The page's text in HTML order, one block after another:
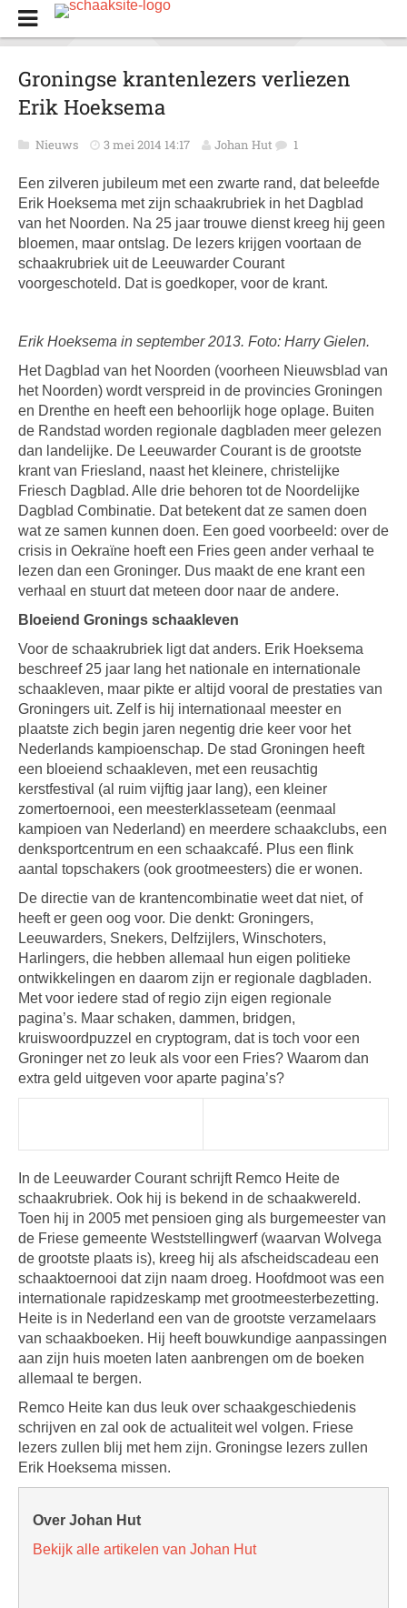
Groningse krantenlezers verliezen
Erik Hoeksema
Nieuws 3 mei 2014 14:17 Johan Hut 1
Een zilveren jubileum met een zwarte rand, dat beleefde
Erik Hoeksema met zijn schaakrubriek in het Dagblad
van het Noorden. Na 25 jaar trouwe dienst kreeg hij geen
bloemen, maar ontslag. De lezers krijgen voortaan de
schaakrubriek uit de Leeuwarder Courant
voorgeschoteld. Dat is goedkoper, voor de krant.
Erik Hoeksema in september 2013. Foto: Harry Gielen.
Het Dagblad van het Noorden (voorheen Nieuwsblad van
het Noorden) wordt verspreid in de provincies Groningen
en Drenthe en heeft een behoorlijk hoge oplage. Buiten
de Randstad worden regionale dagbladen meer gelezen
dan landelijke. De Leeuwarder Courant is de grootste
krant van Friesland, naast het kleinere, christelijke
Friesch Dagblad. Alle drie behoren tot de Noordelijke
Dagblad Combinatie. Dat betekent dat ze samen doen
wat ze samen kunnen doen. Een goed voorbeeld: over de
crisis in Oekraïne hoeft een Fries geen ander verhaal te
lezen dan een Groninger. Dus maakt de ene krant een
verhaal en stuurt dat meteen door naar de andere.
Bloeiend Gronings schaakleven
Voor de schaakrubriek ligt dat anders. Erik Hoeksema
beschreef 25 jaar lang het nationale en internationale
schaakleven, maar pikte er altijd vooral de prestaties van
Groningers uit. Zelf is hij internationaal meester en
plaatste zich begin jaren negentig drie keer voor het
Nederlands kampioenschap. De stad Groningen heeft
een bloeiend schaakleven, met een reusachtig
kerstfestival (al ruim vijftig jaar lang), een kleiner
zomertoernooi, een meesterklasseteam (eenmaal
kampioen van Nederland) en meerdere schaakclubs, een
denksportcentrum en een schaakcafé. Plus een flink
aantal topschakers (ook grootmeesters) die er wonen.
De directie van de krantencombinatie weet dat niet, of
heeft er geen oog voor. Die denkt: Groningers,
Leeuwarders, Snekers, Delfzijlers, Winschoters,
Harlingers, die hebben allemaal hun eigen politieke
ontwikkelingen en daarom zijn er regionale dagbladen.
Met voor iedere stad of regio zijn eigen regionale
pagina’s. Maar schaken, dammen, bridgen,
kruiswoordpuzzel en cryptogram, dat is toch voor een
Groninger net zo leuk als voor een Fries? Waarom dan
extra geld uitgeven voor aparte pagina’s?
In de Leeuwarder Courant schrijft Remco Heite de
schaakrubriek. Ook hij is bekend in de schaakwereld.
Toen hij in 2005 met pensioen ging als burgemeester van
de Friese gemeente Weststellingwerf (waarvan Wolvega
de grootste plaats is), kreeg hij als afscheidscadeau een
schaaktoernooi dat zijn naam droeg. Hoofdmoot was een
internationale rapidzeskamp met grootmeesterbezetting.
Heite is in Nederland een van de grootste verzamelaars
van schaakboeken. Hij heeft bouwkundige aanpassingen
aan zijn huis moeten laten aanbrengen om de boeken
allemaal te bergen.
Remco Heite kan dus leuk over schaakgeschiedenis
schrijven en zal ook de actualiteit wel volgen. Friese
lezers zullen blij met hem zijn. Groningse lezers zullen
Erik Hoeksema missen.
Over Johan Hut
Bekijk alle artikelen van Johan Hut